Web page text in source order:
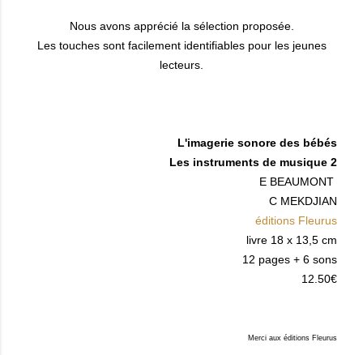
Nous avons apprécié la sélection proposée.
Les touches sont facilement identifiables pour les jeunes
lecteurs.
L'imagerie sonore des bébés
Les instruments de musique 2
E BEAUMONT
C MEKDJIAN
éditions Fleurus
livre 18 x 13,5 cm
12 pages + 6 sons
12.50€
Merci aux éditions Fleurus